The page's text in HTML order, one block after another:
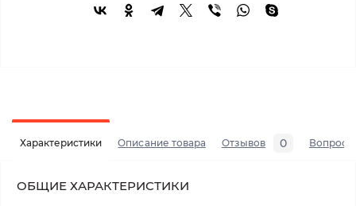
Характеристики Описание товара Отзывов 0 Вопросы
ОБЩИЕ ХАРАКТЕРИСТИКИ